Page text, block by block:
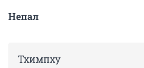
Непал
Тхимпху